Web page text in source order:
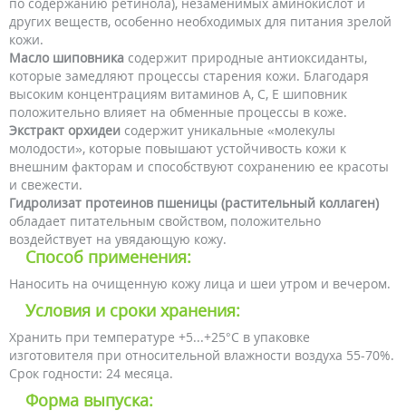
других веществ, особенно необходимых для питания зрелой
кожи.
Масло шиповника содержит природные антиоксиданты,
которые замедляют процессы старения кожи. Благодаря
высоким концентрациям витаминов А, С, Е шиповник
положительно влияет на обменные процессы в коже.
Экстракт орхидеи содержит уникальные «молекулы
молодости», которые повышают устойчивость кожи к
внешним факторам и способствуют сохранению ее красоты
и свежести.
Гидролизат протеинов пшеницы (растительный коллаген)
обладает питательным свойством, положительно
воздействует на увядающую кожу.
Споcоб применения:
Наносить на очищенную кожу лица и шеи утром и вечером.
Условия и сроки хранения:
Хранить при температуре +5...+25°C в упаковке
изготовителя при относительной влажности воздуха 55-70%.
Срок годности: 24 месяца.
Форма выпуска: